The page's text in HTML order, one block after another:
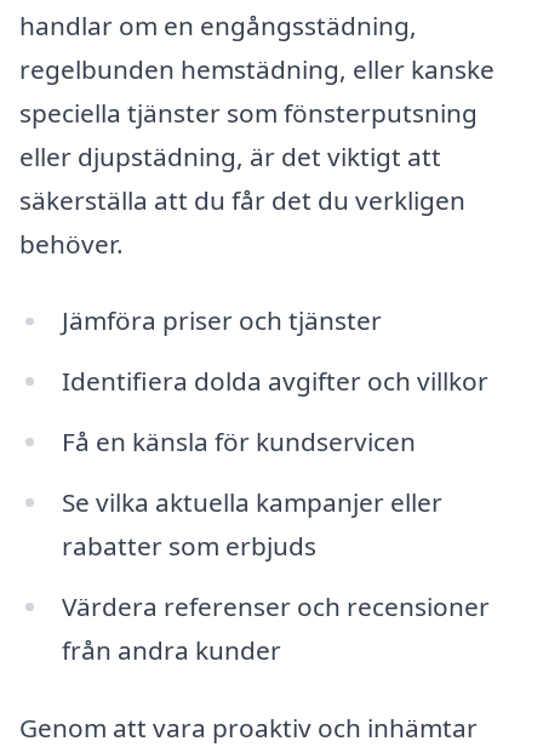
handlar om en engångsstädning,
regelbunden hemstädning, eller kanske
speciella tjänster som fönsterputsning
eller djupstädning, är det viktigt att
säkerställa att du får det du verkligen
behöver.
Jämföra priser och tjänster
Identifiera dolda avgifter och villkor
Få en känsla för kundservicen
Se vilka aktuella kampanjer eller
rabatter som erbjuds
Värdera referenser och recensioner
från andra kunder
Genom att vara proaktiv och inhämtar